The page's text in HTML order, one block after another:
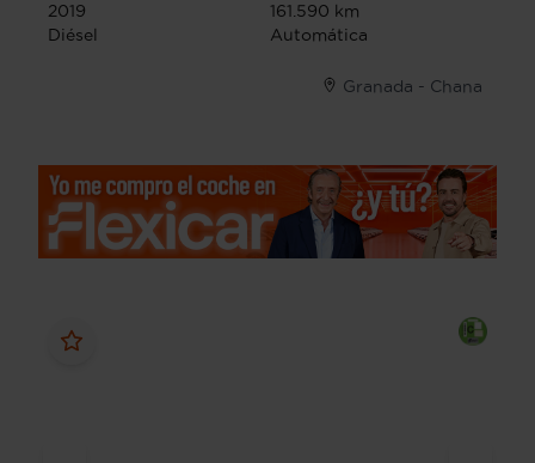
2019
161.590 km
Diésel
Automática
Granada - Chana